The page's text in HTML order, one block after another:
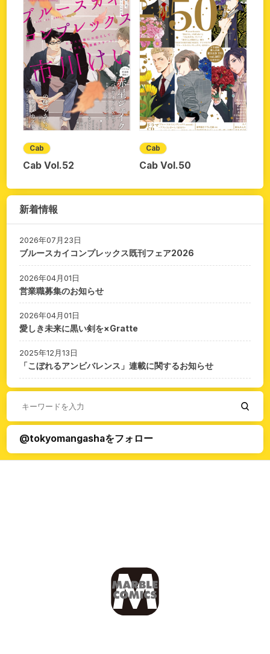
Cab
Cab Vol.52
Cab
Cab Vol.50
新着情報
2026年07月23日
ブルースカイコンプレックス既刊フェア2026
2026年04月01日
営業職募集のお知らせ
2026年04月01日
愛しき未来に黒い剣を×Gratte
2025年12月13日
「こぼれるアンビバレンス」連載に関するお知らせ
@tokyomangashaをフォロー